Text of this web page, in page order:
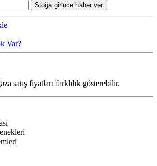
Stoğa girince haber ver
Var?
satış fiyatları farklılık gösterebilir.